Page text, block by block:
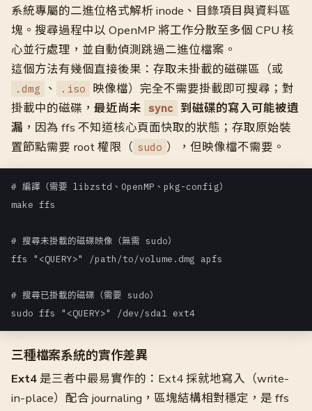
系統專屬的二進位格式解析 inode、目錄項目與資料區
塊。搜尋過程中以 OpenMP 將工作分散至多個 CPU 核
心並行處理，並自動偵測跳過二進位檔案。
這個方法有幾個直接後果：存取未掛載的磁碟區（或
.dmg 、 .iso
映像檔）完全不需要掛載即可搜尋；對
掛載中的磁碟， 最近尚未 sync
到磁碟的寫入可能被遺
漏 ，因為 ffs 不知道核心頁面快取的狀態；存取原始裝
置節點需要 root 權限（ sudo ），但映像檔不需要。
# 編譯（需要 libzstd、OpenMP、pkg-config）
make ffs
# 搜尋未掛載的磁碟映像（無需 sudo）
ffs "<QUERY>" /path/to/volume.dmg apfs
# 搜尋已掛載的磁碟（需要 sudo）
sudo ffs "<QUERY>" /dev/sda1 ext4
三種檔案系統的實作差異
Ext4是三者中最易實作的：Ext4 採就地寫入（write-
in-place）配合 journaling，區塊結構相對穩定，是 ffs